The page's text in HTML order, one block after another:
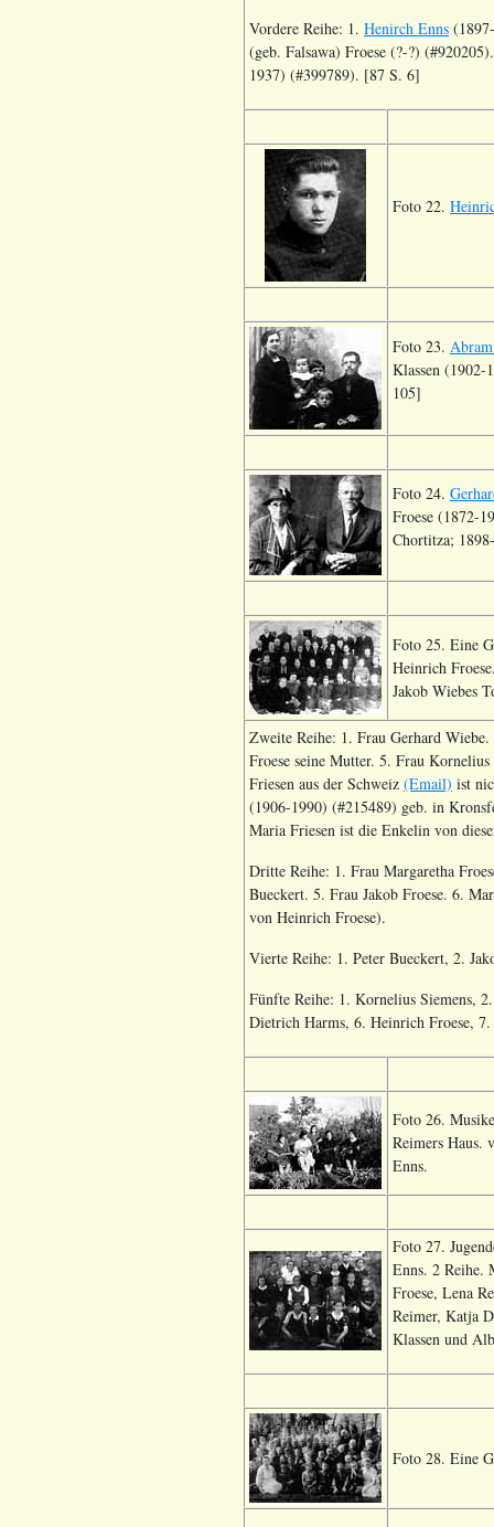
Vordere Reihe: 1. Henirch Enns
(geb. Falsawa) Froese (?-?)
1937) (#399789). [87 S. 6]
Foto 22.
Foto 23.
Klassen
105]
Foto 24.
Froese (1872-
Chortitza;
Foto 25. Eine
Heinrich
Jakob Wiebes
Zweite Reihe: 1. Frau Gerhard
Froese seine Mutter. 5. Frau
Friesen aus der Schweiz (Email) ist
(1906-1990) (#215489) geb. in
Maria Friesen ist die Enkelin von
Dritte Reihe: 1. Frau Margaretha
Bueckert. 5. Frau Jakob Froese. 6.
von Heinrich Froese).
Vierte Reihe: 1. Peter Bueckert, 2.
Fünfte Reihe: 1. Kornelius Siemens,
Dietrich Harms, 6. Heinrich Froese,
Foto 26.
Reimers Haus.
Enns.
Foto 27.
Enns. 2 Reihe.
Froese, Lena
Reimer, Katja
Klassen und
Foto 28. Eine